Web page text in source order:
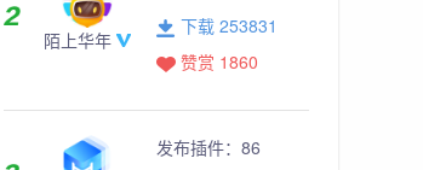
陌上华年
下载 253831
赞赏 1860
发布插件： 86